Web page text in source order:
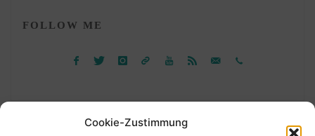
Cookie-Zustimmung
FOLLOW ME